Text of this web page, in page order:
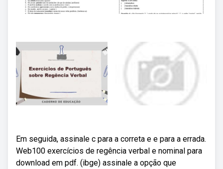
Em seguida, assinale c para a correta e e para a errada.
Web100 exercícios de regência verbal e nominal para
download em pdf. (ibge) assinale a opção que